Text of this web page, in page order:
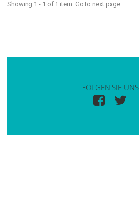
Showing 1 - 1 of 1 item. Go to next page
FOLGEN SIE UNS